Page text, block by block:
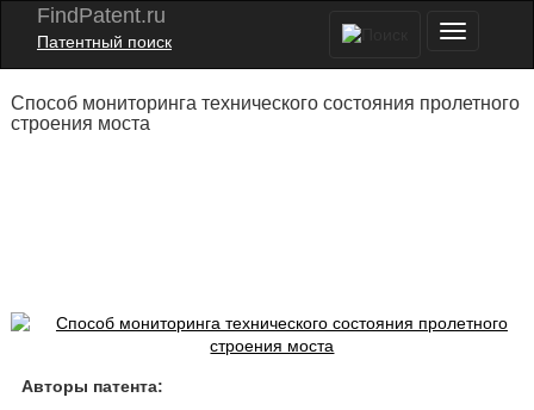
FindPatent.ru
Патентный поиск
Способ мониторинга технического состояния пролетного
строения моста
Авторы патента: